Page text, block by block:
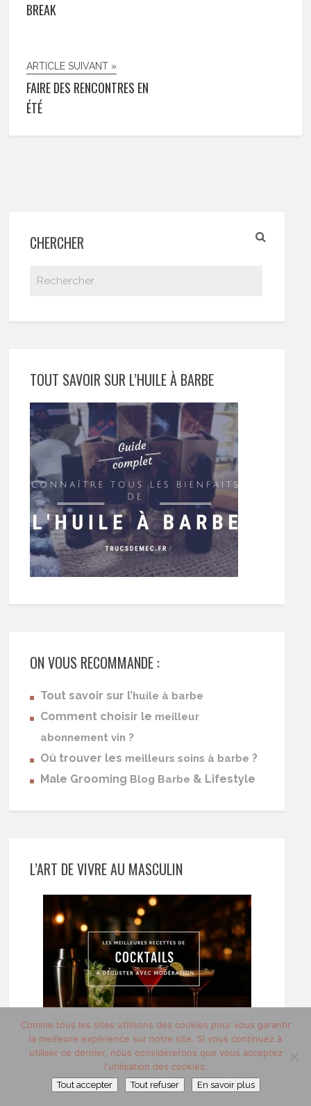
BREAK
ARTICLE SUIVANT »
FAIRE DES RENCONTRES EN
ÉTÉ
CHERCHER
TOUT SAVOIR SUR L’HUILE À BARBE
ON VOUS RECOMMANDE :
Tout savoir sur l’ huile à barbe
Comment choisir le meilleur
abonnement vin ?
Où trouver les meilleurs soins à barbe ?
Male Grooming Blog Barbe & Lifestyle
L’ART DE VIVRE AU MASCULIN
Comme tous les sites utilisons des cookies pour vous garantir
la meilleure expérience sur notre site. Si vous continuez à
utiliser ce dernier, nous considérerons que vous acceptez
l'utilisation des cookies.
Tout accepter Tout refuser En savoir plus